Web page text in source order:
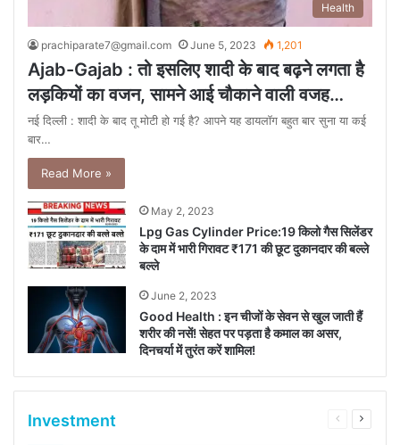
Health
prachiparate7@gmail.com June 5, 2023 1,201
Ajab-Gajab : तो इसलिए शादी के बाद बढ़ने लगता है
लड़कियों का वजन, सामने आई चौकाने वाली वजह…
नई दिल्ली : शादी के बाद तू मोटी हो गई है? आपने यह डायलॉग बहुत बार सुना या कई
बार…
Read More »
May 2, 2023
Lpg Gas Cylinder Price:19 किलो गैस सिलेंडर
के दाम में भारी गिरावट ₹171 की छूट दुकानदार की बल्ले
बल्ले
June 2, 2023
Good Health : इन चीजों के सेवन से खुल जाती हैं
शरीर की नसें! सेहत पर पड़ता है कमाल का असर,
दिनचर्या में तुरंत करें शामिल!
Investment
Previous
Next